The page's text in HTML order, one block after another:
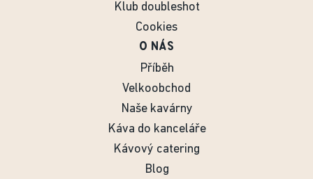
Klub doubleshot
Cookies
O NÁS
Příběh
Velkoobchod
Naše kavárny
Káva do kanceláře
Kávový catering
Blog